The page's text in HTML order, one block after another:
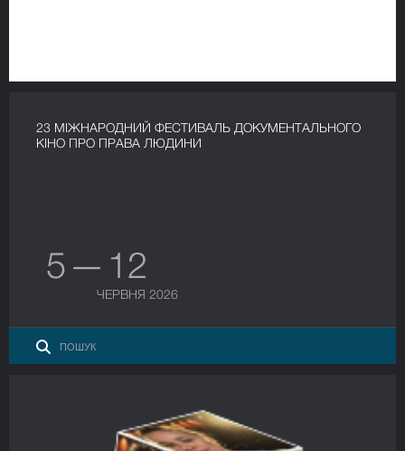
23 МІЖНАРОДНИЙ ФЕСТИВАЛЬ ДОКУМЕНТАЛЬНОГО
КІНО ПРО ПРАВА ЛЮДИНИ
5 — 12
ЧЕРВНЯ 2026